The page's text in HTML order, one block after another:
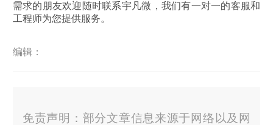
需求的朋友欢迎随时联系宇凡微，我们有一对一的客服和
工程师为您提供服务。
编辑：
免责声明：部分文章信息来源于网络以及网